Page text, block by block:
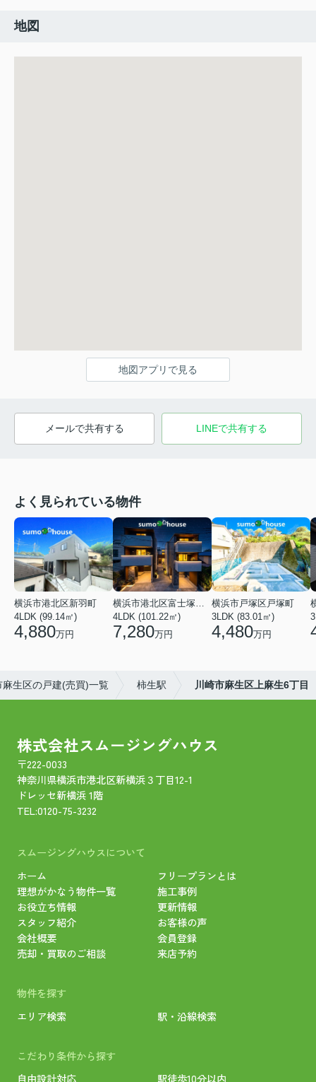
地図
地図アプリで見る
メールで共有する LINEで共有する
よく見られている物件
横浜市港北区新羽町
4LDK (99.14㎡)
4,880万円
横浜市港北区富士塚２丁目
4LDK (101.22㎡)
7,280万円
横浜市戸塚区戸塚町
3LDK (83.01㎡)
4,480万円
麻生区の戸建(売買)一覧 柿生駅 川崎市麻生区上麻生6丁目
株式会社スムージングハウス
〒222-0033
神奈川県横浜市港北区新横浜３丁目12-1
ドレッセ新横浜 1階
TEL:0120-75-3232
スムージングハウスについて
ホーム
フリープランとは
理想がかなう物件一覧
施工事例
お役立ち情報
更新情報
スタッフ紹介
お客様の声
会社概要
会員登録
売却・買取のご相談
来店予約
物件を探す
エリア検索
駅・沿線検索
こだわり条件から探す
自由設計対応
駅徒歩10分以内